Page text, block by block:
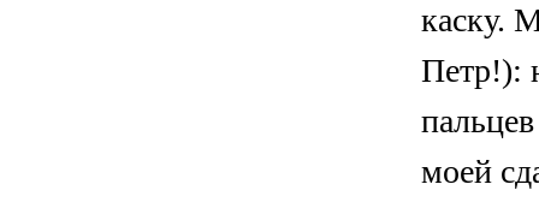
каску.
Петр!):
моей